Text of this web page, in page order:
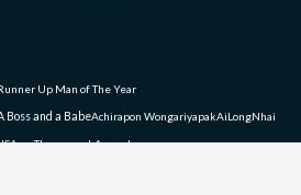
Up Man of The Year
Boss and a BabeAchirapon WongariyapakAiLongNhai
Arm ThanongsakAsgard